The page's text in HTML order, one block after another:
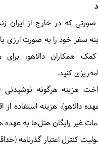
با وسیله نقلیه محلی
آرشان بهشت کوهستان
در چشمه‌های آبگرم
خواهیم کرد و ناهار را در کنار
خواهیم کرد، غروب به سوی
کاراکول
September 9, 2025 | 1404/06/18
که در خارج از ایران
سفر خود را به صورت ارزی
کمک همکاران دالاهو،
کنید.
هزینه هرگونه
دالاهو)، هزینه استفاده
غیر رایگان هتل‌ها به